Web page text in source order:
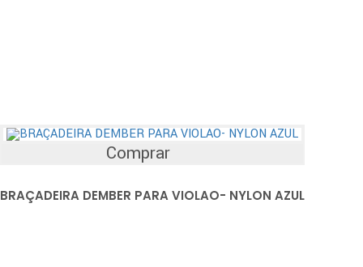
Comprar
BRAÇADEIRA DEMBER PARA VIOLAO- NYLON AZUL